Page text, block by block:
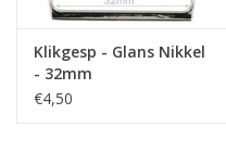
Klikgesp - Glans Nikkel
- 32mm
€4,50